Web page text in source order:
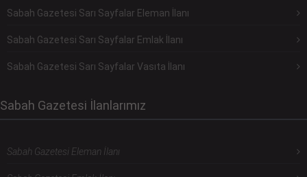
Sabah Gazetesi Sarı Sayfalar Eleman İlanı
Sabah Gazetesi Sarı Sayfalar Emlak İlanı
Sabah Gazetesi Sarı Sayfalar Vasıta İlanı
Sabah Gazetesi İlanlarımız
Sabah Gazetesi Eleman İlanı